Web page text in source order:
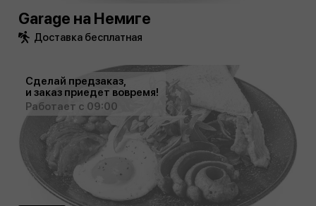
Garage на Немиге
Доставка бесплатная
Сделай предзаказ,
и заказ приедет вовремя!
Работает с 09:00